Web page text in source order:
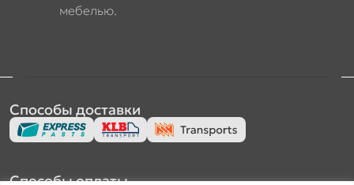
мебелью.
Способы доставки
Способы оплаты